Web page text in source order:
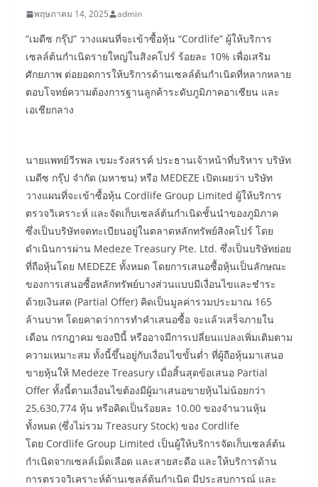
พฤษภาคม 14, 2025 admin
“เมดีซ กรุ๊ป” วางแผนที่จะเข้าซื้อหุ้น “Cordlife” ผู้ให้บริการ
เซลล์ต้นกำเนิดรายใหญ่ในสิงคโปร์ ร้อยละ 10% เพื่อเสริม
ศักยภาพ ต่อยอดการให้บริการด้านเซลล์ต้นกำเนิดที่หลากหลาย
ตอบโจทย์ความต้องการฐานลูกค้าระดับภูมิภาคอาเซียน และ
เอเชียกลาง
นายแพทย์วีรพล เขมะรังสรรค์ ประธานเจ้าหน้าที่บริหาร บริษัท
เมดีซ กรุ๊ป จำกัด (มหาชน) หรือ MEDEZE เปิดเผยว่า บริษัท
วางแผนที่จะเข้าซื้อหุ้น Cordlife Group Limited ผู้ให้บริการ
ตรวจวิเคราะห์ และจัดเก็บเซลล์ต้นกำเนิดชั้นนำของภูมิภาค
ซึ่งเป็นบริษัทจดทะเบียนอยู่ในตลาดหลักทรัพย์สิงคโปร์ โดย
ดำเนินการผ่าน Medeze Treasury Pte. Ltd. ซึ่งเป็นบริษัทย่อย
ที่ถือหุ้นโดย MEDEZE ทั้งหมด โดยการเสนอซื้อหุ้นเป็นลักษณะ
ของการเสนอซื้อหลักทรัพย์บางส่วนแบบมีเงื่อนไขและชำระ
ด้วยเงินสด (Partial Offer) คิดเป็นมูลค่ารวมประมาณ 165
ล้านบาท โดยคาดว่าการทำคำเสนอซื้อ จะแล้วเสร็จภายใน
เดือน กรกฎาคม ของปีนี้ หรืออาจมีการเปลี่ยนแปลงเพิ่มเติมตาม
ความเหมาะสม ทั้งนี้ขึ้นอยู่กับเงื่อนไขขั้นต่ำ ที่ผู้ถือหุ้นมาเสนอ
ขายหุ้นให้ Medeze Treasury เมื่อสิ้นสุดข้อเสนอ Partial
Offer ทั้งนี้ตามเงื่อนไขต้องมีผู้มาเสนอขายหุ้นไม่น้อยกว่า
25,630,774 หุ้น หรือคิดเป็นร้อยละ 10.00 ของจํานวนหุ้น
ทั้งหมด (ซึ่งไม่รวม Treasury Stock) ของ Cordlife
โดย Cordlife Group Limited เป็นผู้ให้บริการจัดเก็บเซลล์ต้น
กำเนิดจากเซลล์เม็ดเลือด และสายสะดือ และให้บริการด้าน
การตรวจวิเคราะห์ด้านเซลล์ต้นกำเนิด มีประสบการณ์ และ